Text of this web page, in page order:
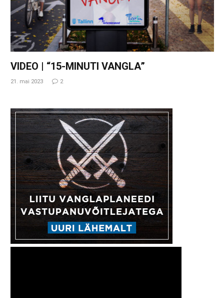
VIDEO | “15-MINUTI VANGLA”
21. mai 2023 2